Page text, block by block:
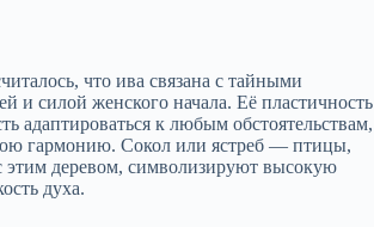
что ива связана с тайными
и силой женского начала. Её пластичность
адаптироваться к любым обстоятельствам,
гармонию. Сокол или ястреб — птицы,
этим деревом, символизируют высокую
духа.